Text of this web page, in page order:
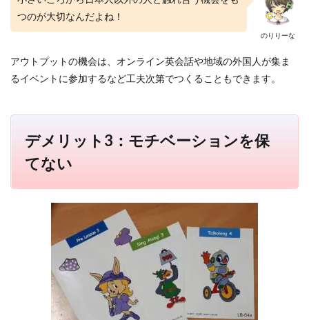
のりりーな
つのが大切なんだよね！
アウトプットの機会は、オンライン英会話や地域の外国人が集ま
るイベントに参加するなど工夫次第でつくることもできます。
デメリット3：モチベーションを保
てない